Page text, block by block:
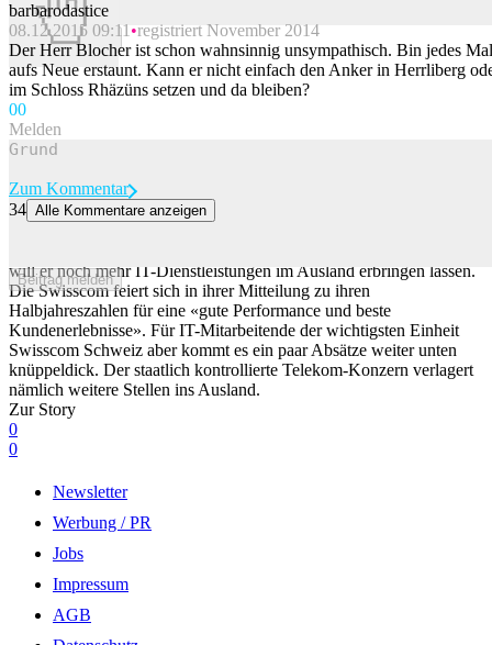
Beitrag melden
barbarodastice
08.12.2015 09:11 registriert November 2014
Der Herr Blocher ist schon wahnsinnig unsympathisch. Bin jedes Mal
aufs Neue erstaunt. Kann er nicht einfach den Anker in Herrliberg
im Schloss Rhäzüns setzen und da bleiben?
00
Melden
Beitrag melden
Zum Kommentar
34 Alle Kommentare anzeigen
will er noch mehr IT-Dienstleistungen im Ausland erbringen lassen.
Die Swisscom feiert sich in ihrer Mitteilung zu ihren
Halbjahreszahlen für eine «gute Performance und beste
Kundenerlebnisse». Für IT-Mitarbeitende der wichtigsten Einheit
Swisscom Schweiz aber kommt es ein paar Absätze weiter unten
knüppeldick. Der staatlich kontrollierte Telekom-Konzern verlagert
nämlich weitere Stellen ins Ausland.
Zur Story
0
0
Newsletter
Werbung / PR
Jobs
Impressum
AGB